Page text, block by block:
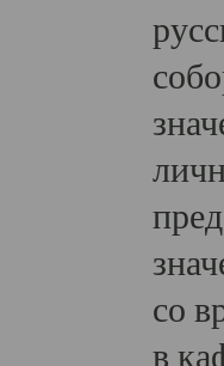
со
в